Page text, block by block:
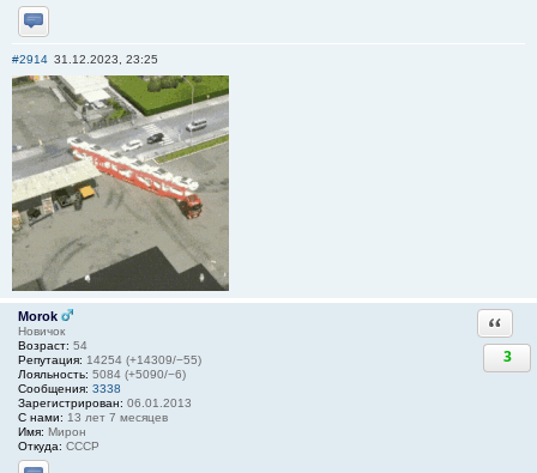
Отправить личное сообщение
#2914 31.12.2023, 23:25
Morok
Новичок
Возраст: 54
Репутация: 14254 (+14309/−55)
Лояльность: 5084 (+5090/−6)
Сообщения: 3338
Зарегистрирован: 06.01.2013
С нами: 13 лет 7 месяцев
Имя: Мирон
Откуда: СССР
3